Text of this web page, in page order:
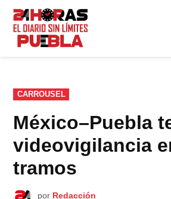
Saltar
contenido
PUBLICADO
EN
CARROUSEL
México–Puebla
videovigilancia
tramos
por Redacción